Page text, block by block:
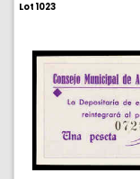
Lot 1023